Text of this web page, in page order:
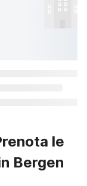
le
Bergen